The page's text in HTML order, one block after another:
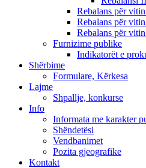
Rebalans për
Rebalans për
Rebalans për
Furnizime publike
Indikatorët e
Shërbime
Formulare, Kërkesa
Lajme
Shpallje, konkurse
Info
Informata me karakter
Shëndetësi
Vendbanimet
Pozita gjeografike
Kontakt